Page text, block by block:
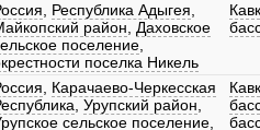
Республика Адыгея
район
Даховское
поселение
поселка Никель
Карачаево-Черкесская
Урупский район
сельское поселение